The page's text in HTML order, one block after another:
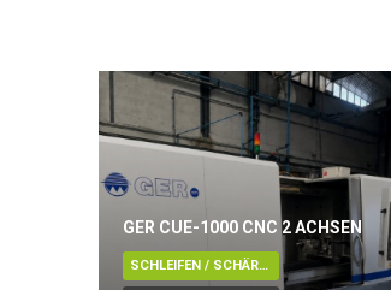
GER CUE-1000 CNC 2 ACHSEN
SCHLEIFEN / SCHÄRFEN / LÄPPEN / ENTGRATUNG / POLIEREN